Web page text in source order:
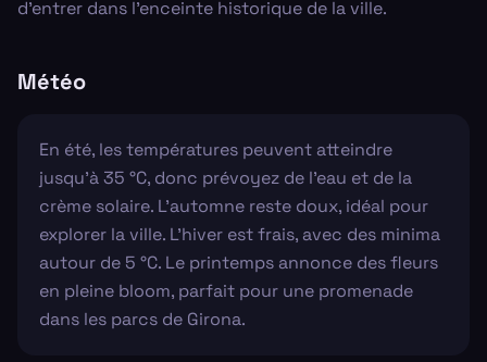
d'entrer dans l'enceinte historique de la ville.
Météo
En été, les températures peuvent atteindre
jusqu'à 35 °C, donc prévoyez de l'eau et de la
crème solaire. L'automne reste doux, idéal pour
explorer la ville. L'hiver est frais, avec des minima
autour de 5 °C. Le printemps annonce des fleurs
en pleine bloom, parfait pour une promenade
dans les parcs de Girona.